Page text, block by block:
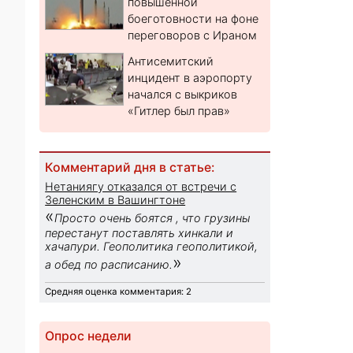
боеготовности на фоне
переговоров с Ираном
Антисемитский
инцидент в аэропорту
начался с выкриков
«Гитлер был прав»
Комментарий дня в статье:
Нетаниягу отказался от встречи с
Зеленским в Вашингтоне
«Просто очень боятся , что грузины
перестанут поставлять хинкали и
хачапури. Геополитика геополитикой,
а обед по расписанию. »
Средняя оценка комментария: 2
Опрос недели